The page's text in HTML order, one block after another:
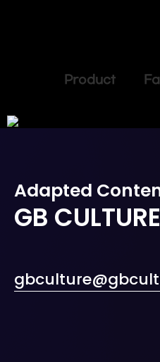
Product
Adapted
GB CULTURE